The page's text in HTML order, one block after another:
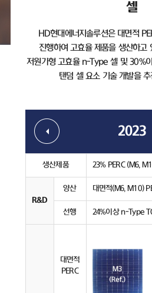
셀
HD현대에너지솔루션은 대면적
진행하여 고효율 제품을 생산하고
저원가형 고효율 n-Type 셀 및 30%
탠덤 셀 요소 기술 개발을
2023
생산제품 23% PERC (M6,
R&D
양산 대면적(M6, M10)
선행 24%이상 n-Type
대면적
PERC